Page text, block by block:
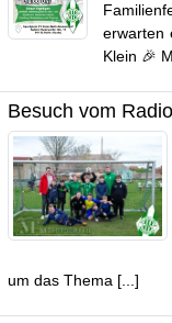
erwarten
Klein 🎉
Besuch vom Radio
um das Thema [...]